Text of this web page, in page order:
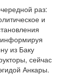
раз:
и
из Баку
сейчас
Анкары.